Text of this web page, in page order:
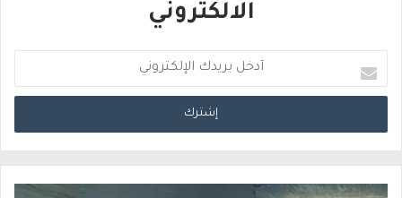
الالكتروني
د
خ
ب